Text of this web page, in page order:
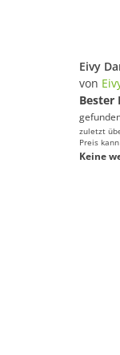
von
Bester
zuletzt
Preis
Keine